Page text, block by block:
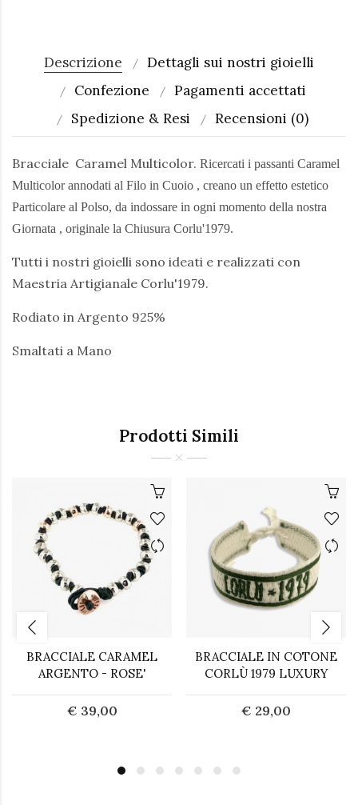
Descrizione
Dettagli sui nostri gioielli
Confezione
Pagamenti accettati
Spedizione & Resi
Recensioni (0)
Bracciale Caramel Multicolor. Ricercati i passanti Caramel
Multicolor annodati al Filo in Cuoio , creano un effetto estetico
Particolare al Polso, da indossare in ogni momento della nostra
Giornata , originale la Chiusura Corlu'1979.
Tutti i nostri gioielli sono ideati e realizzati con
Maestria Artigianale Corlu'1979.
Rodiato in Argento 925%
Smaltati a Mano
Prodotti Simili
BRACCIALE CARAMEL
ARGENTO - ROSE'
€ 39,00
BRACCIALE IN COTONE
CORLÙ 1979 LUXURY
€ 29,00